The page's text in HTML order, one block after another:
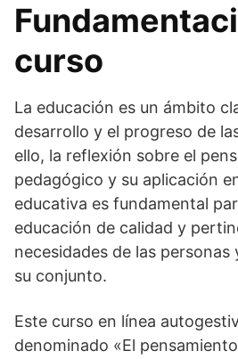
curso
La educación es un ámbito
desarrollo y el progreso de
ello, la reflexión sobre el
pedagógico y su aplicación
educativa es fundamental
educación de calidad y
necesidades de las personas
su conjunto.
Este curso en línea
denominado «El